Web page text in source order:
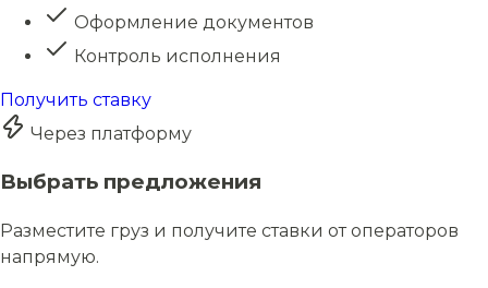
Оформление документов
Контроль исполнения
Получить ставку
Через платформу
Выбрать предложения
Разместите груз и получите ставки от операторов
напрямую.